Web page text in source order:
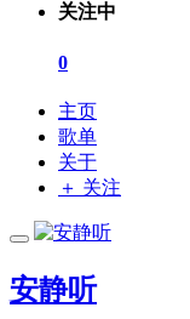
关注中
0
主页
歌单
关于
＋ 关注
安静听